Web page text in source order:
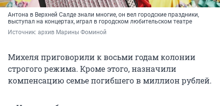
Антона в Верхней Салде знали многие, он вел городские праздники,
выступал на концертах, играл в городском любительском театре
Источник: архив Марины Фоминой
Михеля приговорили к восьми годам колонии
строгого режима. Кроме этого, назначили
компенсацию семье погибшего в миллион рублей.